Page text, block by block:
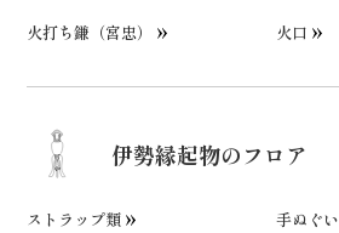
火打ち鎌（宮忠）
火口
伊勢縁起物のフロア
ストラップ類
手ぬぐい